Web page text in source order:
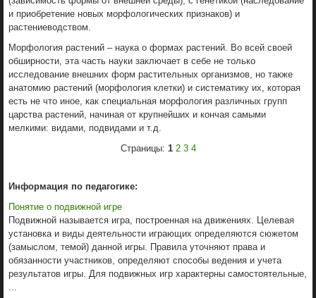
и приобретение новых морфологических признаков) и
растениеводством.
Морфология растений – наука о формах растений. Во всей своей
обширности, эта часть науки заключает в себе не только
исследование внешних форм растительных организмов, но также
анатомию растений (морфология клетки) и систематику их, которая
есть не что иное, как специальная морфология различных групп
царства растений, начиная от крупнейших и кончая самыми
мелкими: видами, подвидами и т.д.
Страницы: 1 2 3 4
Информация по педагогике:
Понятие о подвижной игре
Подвижной называется игра, построенная на движениях. Целевая
установка и виды деятельности играющих определяются сюжетом
(замыслом, темой) данной игры. Правила уточняют права и
обязанности участников, определяют способы ведения и учета
результатов игры. Для подвижных игр характерны самостоятельные,